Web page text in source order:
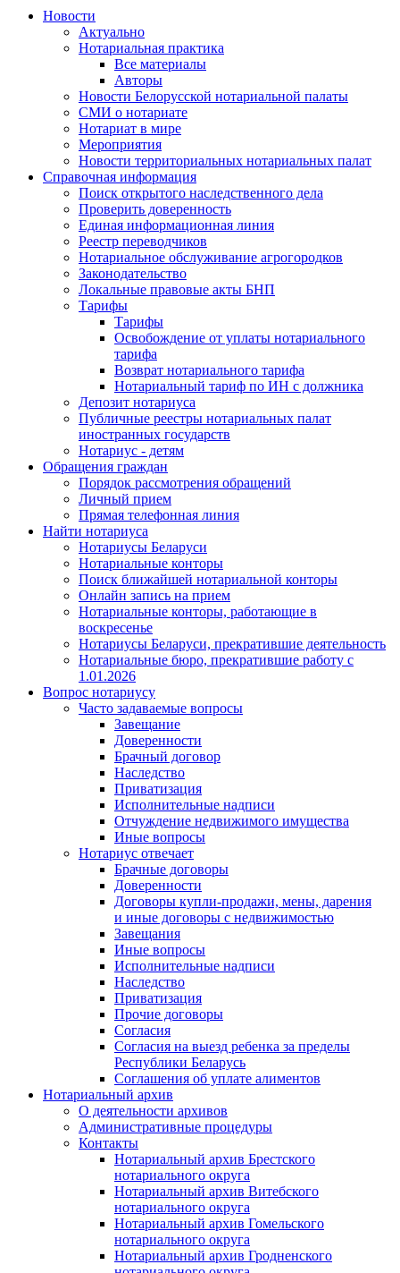
Новости
Актуально
Нотариальная практика
Все материалы
Авторы
Новости Белорусской нотариальной палаты
СМИ о нотариате
Нотариат в мире
Мероприятия
Новости территориальных нотариальных палат
Справочная информация
Поиск открытого наследственного дела
Проверить доверенность
Единая информационная линия
Реестр переводчиков
Нотариальное обслуживание агрогородков
Законодательство
Локальные правовые акты БНП
Тарифы
Тарифы
Освобождение от уплаты нотариального
тарифа
Возврат нотариального тарифа
Нотариальный тариф по ИН с должника
Депозит нотариуса
Публичные реестры нотариальных палат
иностранных государств
Нотариус - детям
Обращения граждан
Порядок рассмотрения обращений
Личный прием
Прямая телефонная линия
Найти нотариуса
Нотариусы Беларуси
Нотариальные конторы
Поиск ближайшей нотариальной конторы
Онлайн запись на прием
Нотариальные конторы, работающие в
воскресенье
Нотариусы Беларуси, прекратившие деятельность
Нотариальные бюро, прекратившие работу с
1.01.2026
Вопрос нотариусу
Часто задаваемые вопросы
Завещание
Доверенности
Брачный договор
Наследство
Приватизация
Исполнительные надписи
Отчуждение недвижимого имущества
Иные вопросы
Нотариус отвечает
Брачные договоры
Доверенности
Договоры купли-продажи, мены, дарения
и иные договоры с недвижимостью
Завещания
Иные вопросы
Исполнительные надписи
Наследство
Приватизация
Прочие договоры
Согласия
Согласия на выезд ребенка за пределы
Республики Беларусь
Соглашения об уплате алиментов
Нотариальный архив
О деятельности архивов
Административные процедуры
Контакты
Нотариальный архив Брестского
нотариального округа
Нотариальный архив Витебского
нотариального округа
Нотариальный архив Гомельского
нотариального округа
Нотариальный архив Гродненского